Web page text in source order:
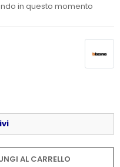
in questo momento
AL CARRELLO